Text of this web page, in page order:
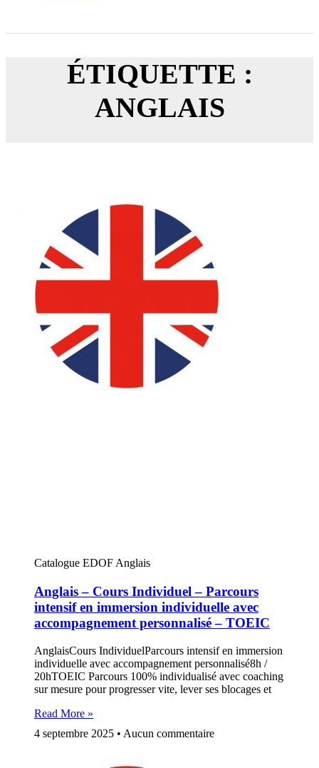
ÉTIQUETTE :
ANGLAIS
Catalogue EDOF Anglais
Anglais – Cours Individuel – Parcours
intensif en immersion individuelle avec
accompagnement personnalisé – TOEIC
AnglaisCours IndividuelParcours intensif en immersion
individuelle avec accompagnement personnalisé8h /
20hTOEIC Parcours 100% individualisé avec coaching
sur mesure pour progresser vite, lever ses blocages et
Read More »
4 septembre 2025
Aucun commentaire